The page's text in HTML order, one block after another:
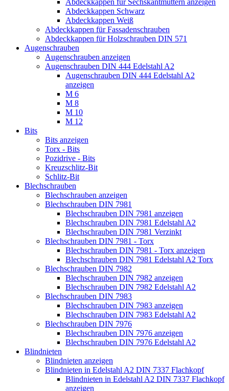
Abdeckkappen Schwarz
Abdeckkappen Weiß
Abdeckkappen für Fassadenschrauben
Abdeckkappen für Holzschrauben DIN 571
Augenschrauben
Augenschrauben anzeigen
Augenschrauben DIN 444 Edelstahl A2
Augenschrauben DIN 444 Edelstahl A2
anzeigen
M 6
M 8
M 10
M 12
Bits
Bits anzeigen
Torx - Bits
Pozidrive - Bits
Kreuzschlitz-Bit
Schlitz-Bit
Blechschrauben
Blechschrauben anzeigen
Blechschrauben DIN 7981
Blechschrauben DIN 7981 anzeigen
Blechschrauben DIN 7981 Edelstahl A2
Blechschrauben DIN 7981 Verzinkt
Blechschrauben DIN 7981 - Torx
Blechschrauben DIN 7981 - Torx anzeigen
Blechschrauben DIN 7981 Edelstahl A2 Torx
Blechschrauben DIN 7982
Blechschrauben DIN 7982 anzeigen
Blechschrauben DIN 7982 Edelstahl A2
Blechschrauben DIN 7983
Blechschrauben DIN 7983 anzeigen
Blechschrauben DIN 7983 Edelstahl A2
Blechschrauben DIN 7976
Blechschrauben DIN 7976 anzeigen
Blechschrauben DIN 7976 Edelstahl A2
Blindnieten
Blindnieten anzeigen
Blindnieten in Edelstahl A2 DIN 7337 Flachkopf
Blindnieten in Edelstahl A2 DIN 7337 Flachkopf
anzeigen